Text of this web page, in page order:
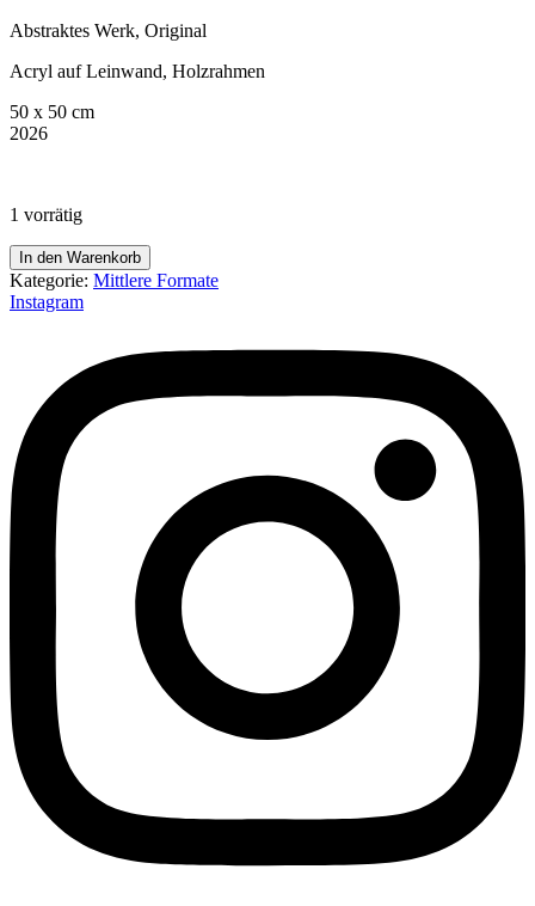
Abstraktes Werk, Original
Acryl auf Leinwand, Holzrahmen
50 x 50 cm
2026
1 vorrätig
Alonnisos
Menge
In den Warenkorb
Kategorie: Mittlere Formate
Instagram